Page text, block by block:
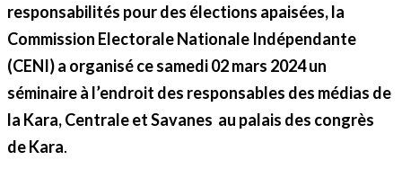
responsabilités pour des élections apaisées, la
Commission Electorale Nationale Indépendante
(CENI) a organisé ce samedi 02 mars 2024 un
séminaire à l’endroit des responsables des médias de
la Kara, Centrale et Savanes au palais des congrès
de Kara.